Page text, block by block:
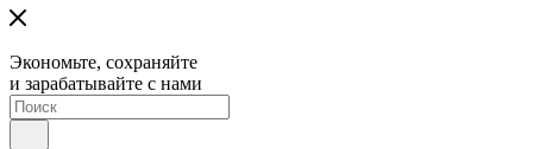
Экономьте, сохраняйте
и зарабатывайте с нами